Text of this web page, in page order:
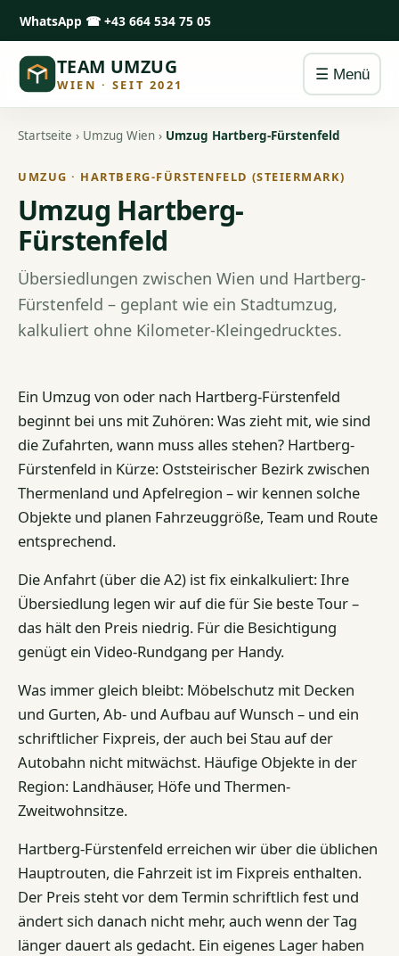
WhatsApp ☎ +43 664 534 75 05
TEAM UMZUG
WIEN · SEIT 2021
☰ Menü
Startseite › Umzug Wien › Umzug Hartberg-Fürstenfeld
UMZUG · HARTBERG-FÜRSTENFELD (STEIERMARK)
Umzug Hartberg-
Fürstenfeld
Übersiedlungen zwischen Wien und Hartberg-
Fürstenfeld – geplant wie ein Stadtumzug,
kalkuliert ohne Kilometer-Kleingedrucktes.
Ein Umzug von oder nach Hartberg-Fürstenfeld
beginnt bei uns mit Zuhören: Was zieht mit, wie sind
die Zufahrten, wann muss alles stehen? Hartberg-
Fürstenfeld in Kürze: Oststeirischer Bezirk zwischen
Thermenland und Apfelregion – wir kennen solche
Objekte und planen Fahrzeuggröße, Team und Route
entsprechend.
Die Anfahrt (über die A2) ist fix einkalkuliert: Ihre
Übersiedlung legen wir auf die für Sie beste Tour –
das hält den Preis niedrig. Für die Besichtigung
genügt ein Video-Rundgang per Handy.
Was immer gleich bleibt: Möbelschutz mit Decken
und Gurten, Ab- und Aufbau auf Wunsch – und ein
schriftlicher Fixpreis, der auch bei Stau auf der
Autobahn nicht mitwächst. Häufige Objekte in der
Region: Landhäuser, Höfe und Thermen-
Zweitwohnsitze.
Hartberg-Fürstenfeld erreichen wir über die üblichen
Hauptrouten, die Fahrzeit ist im Fixpreis enthalten.
Der Preis steht vor dem Termin schriftlich fest und
ändert sich danach nicht mehr, auch wenn der Tag
länger dauert als gedacht. Ein eigenes Lager haben